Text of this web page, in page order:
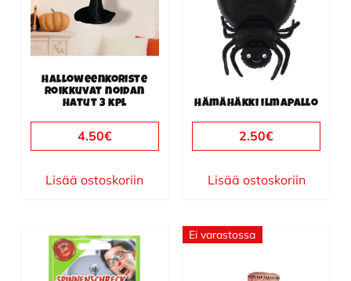
Halloweenkoriste
roikkuvat noidan
hatut 3 kpl
4.50€
Lisää ostoskoriin
Hämähäkki ilmapallo
2.50€
Lisää ostoskoriin
Ei varastossa